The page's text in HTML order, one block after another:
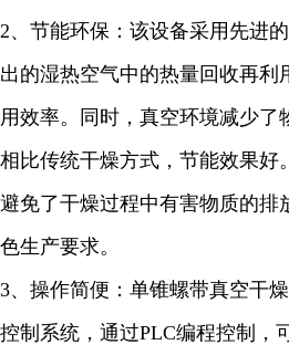
2、节能环保：该设备采用先进
出的湿热空气中的热量回收再利
用效率。同时，真空环境减少了
相比传统干燥方式，节能效果好
避免了干燥过程中有害物质的排
色生产要求。
3、操作简便：单锥螺带真空干
控制系统，通过PLC编程控制，